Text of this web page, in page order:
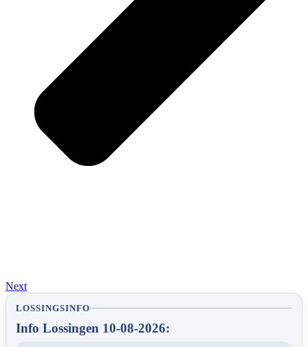
Next
LOSSINGSINFO
Info Lossingen 10-08-2026: